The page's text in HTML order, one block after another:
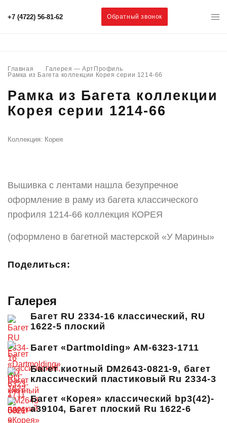
+7 (4722) 56-81-62 Обратный звонок
Главная
Галерея — АртПрофиль
Рамка из Багета коллекции Корея серии 1214-66
Рамка из Багета коллекции
Корея серии 1214-66
Коллекция: Корея
Вышивка с лентами нашла безупречное
оформление в раму из багета классического
профиля 1214-66 коллекция КОРЕЯ
(оформлено в багетной мастерской «У Марины»
Поделиться:
Галерея
Багет RU 2334-16 классический, RU
1622-5 плоский
Багет «Dartmolding» AM-6323-1711
Багет киотный DM2643-0821-9, багет
классический пластиковый Ru 2334-3
Багет «Корея» классический bp3(42)-
a39104, Багет плоский Ru 1622-6